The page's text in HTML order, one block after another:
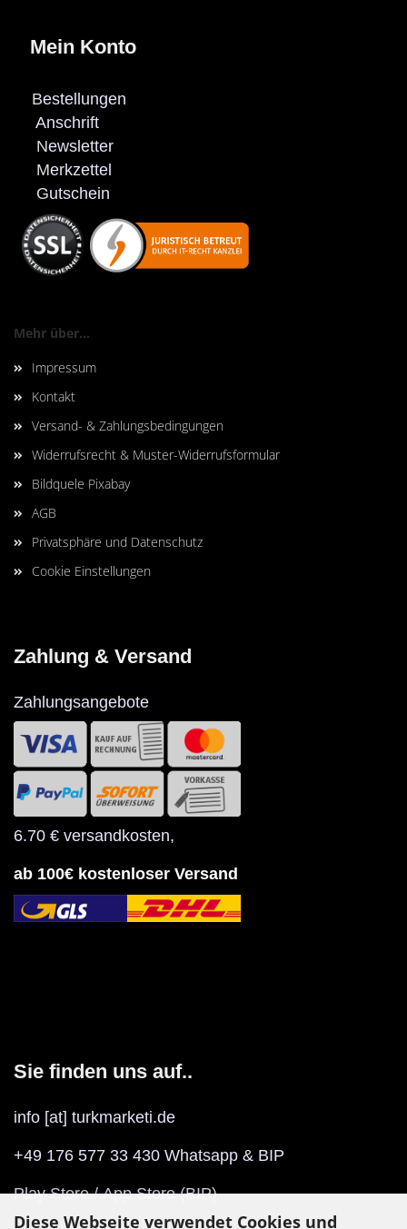
Diese Webseite verwendet Cookies und
Mein Konto
Bestellungen
Anschrift
Newsletter
Merkzettel
Gutschein
Mehr über...
Impressum
Kontakt
Versand- & Zahlungsbedingungen
Widerrufsrecht & Muster-Widerrufsformular
Bildquele Pixabay
AGB
Privatsphäre und Datenschutz
Cookie Einstellungen
Zahlung & Versand
Zahlungsangebote
6.70 € versandkosten,
ab 100€ kostenloser Versand
Sie finden uns auf..
info [at] turkmarketi.de
+49 176 577 33 430 Whatsapp & BIP
Play Store/App Store(BIP)